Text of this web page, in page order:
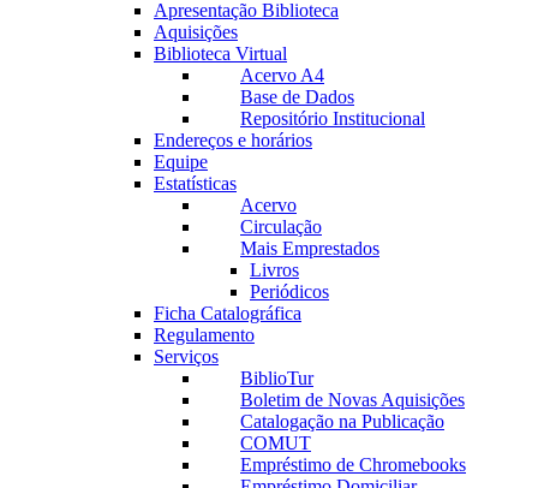
Apresentação Biblioteca
Aquisições
Biblioteca Virtual
Acervo A4
Base de Dados
Repositório Institucional
Endereços e horários
Equipe
Estatísticas
Acervo
Circulação
Mais Emprestados
Livros
Periódicos
Ficha Catalográfica
Regulamento
Serviços
BiblioTur
Boletim de Novas Aquisições
Catalogação na Publicação
COMUT
Empréstimo de Chromebooks